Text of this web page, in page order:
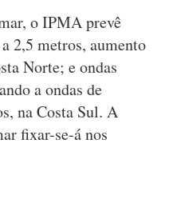
o IPMA prevê
2,5 metros, aumento
Norte; e ondas
a ondas de
na Costa Sul. A
fixar-se-á nos